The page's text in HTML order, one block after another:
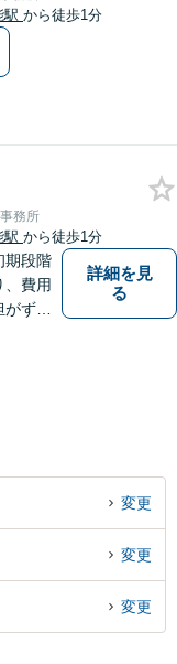
駅 から徒歩1分
務所
駅 から徒歩1分
期段階
、費用
ずっ
詳細を見
る
変更
変更
変更